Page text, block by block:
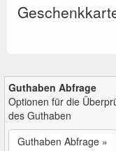
Guthaben Abfrage
Optionen für die
des Guthaben
Guthaben Abfrage »